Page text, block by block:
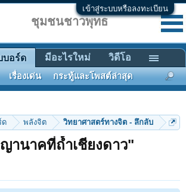
เข้าสู่ระบบหรือลงทะเบียน
ด พลังจิต วิทยาศาสตร์ทางจิต - ลึกลับ
านาคที่ถ้ำเชียงดาว"
ชุมชนชาวพุทธ
บอร์ด
เรื่องเด่น กระทู้และโพสต์ล่าสุด
มีอะไรใหม่ วิดีโอ